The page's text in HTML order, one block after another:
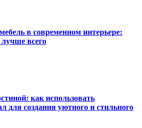
в современном интерьере:
всего
как использовать
для создания уютного и стильного